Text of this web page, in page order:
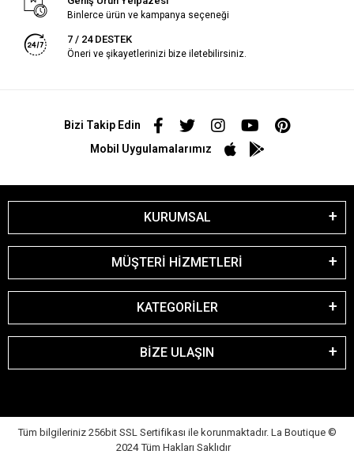
Binlerce ürün ve kampanya seçeneği
7 / 24 DESTEK
Öneri ve şikayetlerinizi bize iletebilirsiniz.
Bizi Takip Edin
Mobil Uygulamalarımız
KURUMSAL
MÜŞTERİ HİZMETLERİ
KATEGORİLER
BİZE ULAŞIN
Tüm bilgileriniz 256bit SSL Sertifikası ile korunmaktadır. La Boutique ©
2024 Tüm Hakları Saklıdır